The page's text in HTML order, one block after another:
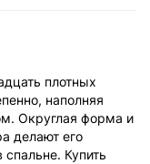
плотных
наполняя
Округлая форма и
делают его
Купить